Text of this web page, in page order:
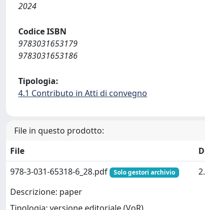
2024
Codice ISBN
9783031653179
9783031653186
Tipologia:
4.1 Contributo in Atti di convegno
File in questo prodotto:
File
978-3-031-65318-6_28.pdf
Solo gestori archivio
Descrizione: paper